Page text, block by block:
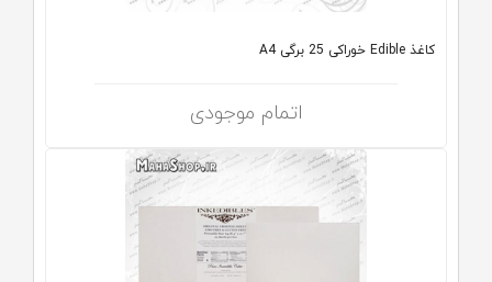
کاغذ Edible خوراکی 25 برگی A4
اتمام موجودی